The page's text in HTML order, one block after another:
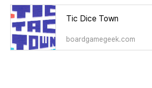
Tic Dice Town
boardgamegeek.com